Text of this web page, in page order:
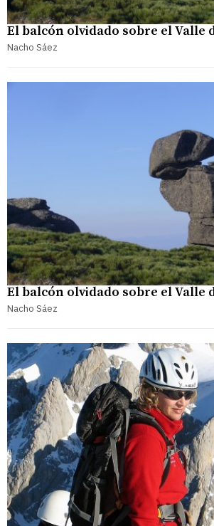
El balcón olvidado sobre el Valle
Nacho Sáez
El balcón olvidado sobre el Valle
Nacho Sáez